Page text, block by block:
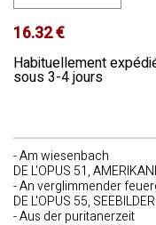
16.32 €
Habituellement
sous 3-4 jours
- Am wiesenbach
DE L'OPUS 51,
- An verglimmender
DE L'OPUS 55,
- Aus der puritanerzeit